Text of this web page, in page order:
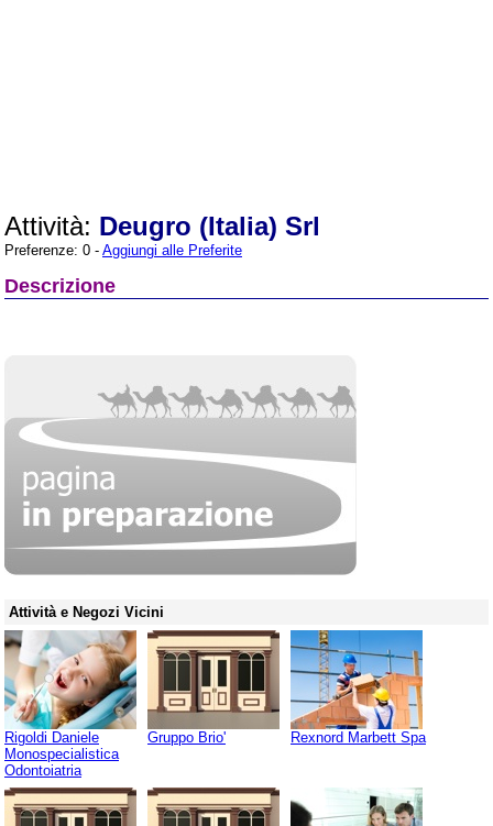
Attività: Deugro (Italia) Srl
Preferenze: 0 - Aggiungi alle Preferite
Descrizione
Attività e Negozi Vicini
Rigoldi Daniele
Monospecialistica
Odontoiatria
Gruppo Brio' Rexnord Marbett Spa